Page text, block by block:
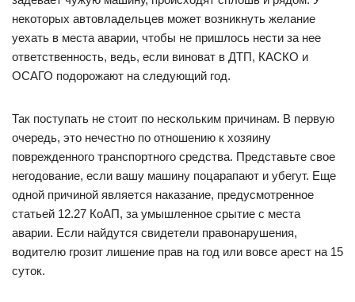
некоторых автовладельцев может возникнуть желание
уехать в места аварии, чтобы не пришлось нести за нее
ответственность, ведь, если виноват в ДТП, КАСКО и
ОСАГО подорожают на следующий год.
Так поступать не стоит по нескольким причинам. В первую
очередь, это нечестно по отношению к хозяину
поврежденного транспортного средства. Представьте свое
негодование, если вашу машину поцарапают и убегут. Еще
одной причиной является наказание, предусмотренное
статьей 12.27 КоАП, за умышленное срытие с места
аварии. Если найдутся свидетели правонарушения,
водителю грозит лишение прав на год или вовсе арест на 15
суток.